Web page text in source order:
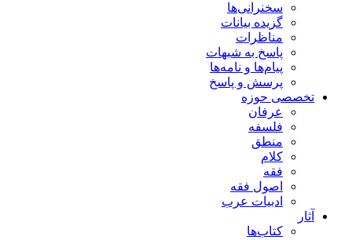
سخنرانی‌ها
گزیده بیانات
مناظرات
پاسخ به شبهات
پیام‌ها و نامه‌ها
پرسش و پاسخ
تخصصی حوزه
عرفان
فلسفه
منطق
کلام
فقه
اصول فقه
ادبیات عرب
آثار
کتاب‌ها